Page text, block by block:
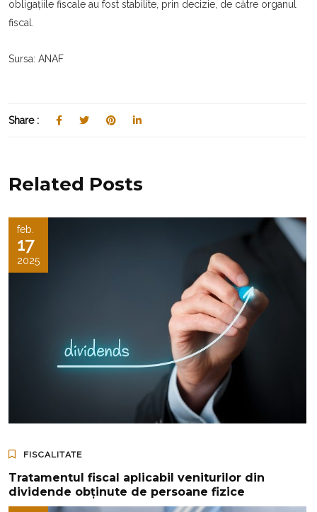
obligațiile fiscale au fost stabilite, prin decizie, de către organul
fiscal.
Sursa: ANAF
Share :
Related Posts
feb.
17
2025
FISCALITATE
Tratamentul fiscal aplicabil veniturilor din
dividende obținute de persoane fizice